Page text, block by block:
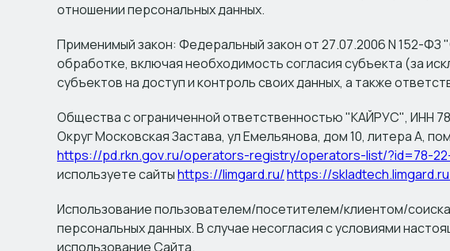
отношении персональных данных.
Применимый закон: Федеральный закон от 27.07.2006 N 152-
обработке, включая необходимость согласия субъекта (за
субъектов на доступ и контроль своих данных, а также
Общества с ограниченной ответственностью "КАЙРУС", ИНН
Округ Московская Застава, ул Емельянова, дом 10, литера А,
https://pd.rkn.gov.ru/operators-registry/operators-list/?id=78-
используете сайтыhttps://limgard.ru/https://
Использование пользователем/посетителем/клиентом/
персональных данных. В случае несогласия с условиями
использование Сайта.